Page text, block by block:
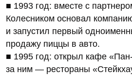
■ 1993 год: вместе с
Колесником основал
и запустил первый
продажу пиццы в авто.
■ 1995 год: открыл кафе
за ним — рестораны